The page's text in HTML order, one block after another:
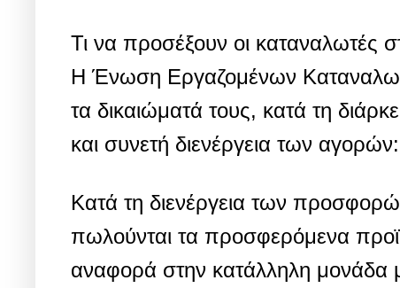
Τι να προσέξουν οι καταναλωτές
Η Ένωση Εργαζομένων
τα δικαιώματά τους, κατά τη
και συνετή διενέργεια των αγορών:
Κατά τη διενέργεια των
πωλούνται τα προσφερόμενα
αναφορά στην κατάλληλη μονάδα